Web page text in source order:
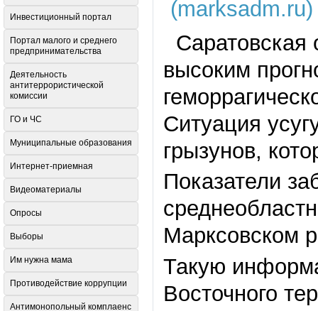
Саратовская
высоким
Ситуация
грызунов,
Показатели
Марксовском
Такую
Восточного
Инвестиционный портал
Портал малого и среднего
предпринимательства
Деятельность
антитеррористической
комиссии
ГО и ЧС
Муниципальные образования
Интернет-приемная
Видеоматериалы
Опросы
Выборы
Им нужна мама
Противодействие коррупции
Антимонопольный комплаенс